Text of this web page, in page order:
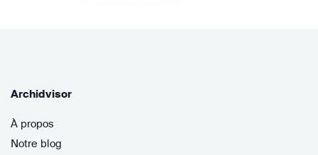
Archidvisor
À propos
Notre blog